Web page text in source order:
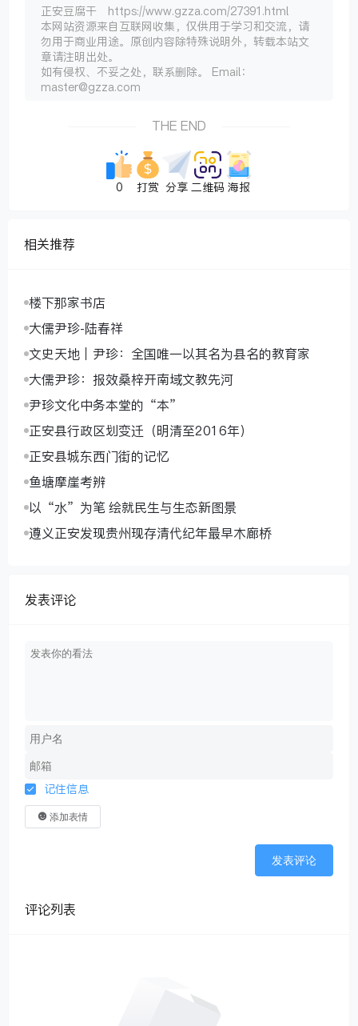
正安豆腐干 https://www.gzza.com/27391.html
本网站资源来自互联网收集，仅供用于学习和交流，请
勿用于商业用途。原创内容除特殊说明外，转载本站文
章请注明出处。
如有侵权、不妥之处，联系删除。 Email：
master@gzza.com
THE END
0 打赏 分享 二维码 海报
相关推荐
楼下那家书店
大儒尹珍-陆春祥
文史天地｜尹珍：全国唯一以其名为县名的教育家
大儒尹珍：报效桑梓开南域文教先河
尹珍文化中务本堂的“本”
正安县行政区划变迁（明清至2016年）
正安县城东西门街的记忆
鱼塘摩崖考辨
以“水”为笔 绘就民生与生态新图景
遵义正安发现贵州现存清代纪年最早木廊桥
发表评论
记住信息
添加表情
发表评论
评论列表